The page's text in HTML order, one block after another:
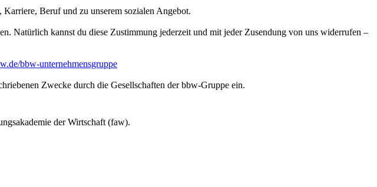
Beruf und zu unserem sozialen Angebot.
Natürlich kannst du diese Zustimmung jederzeit und mit jeder Zusendung von uns widerrufen –
bbw-unternehmensgruppe
Zwecke durch die Gesellschaften der bbw-Gruppe ein.
der Wirtschaft (faw).